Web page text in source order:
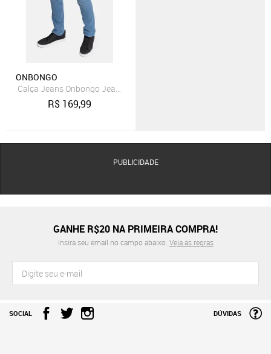
ONBONGO
Calça Jeans Onbongo Jeans Azul
R$ 169,99
PUBLICIDADE
GANHE R$20 NA PRIMEIRA COMPRA!
Insira seu email no campo abaixo. Veja as regras
SOCIAL DÚVIDAS